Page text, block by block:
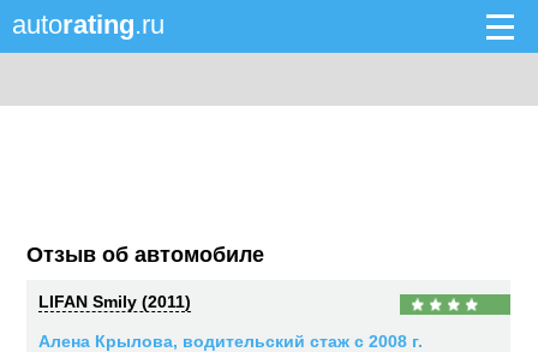
autorating.ru
Отзыв об автомобиле
LIFAN Smily (2011)
Алена Крылова, водительский стаж с 2008 г.